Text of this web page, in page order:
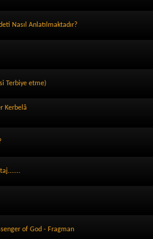
Nasıl Anlatılmaktadır?
Terbiye etme)
Kerbelâ
of God - Fragman